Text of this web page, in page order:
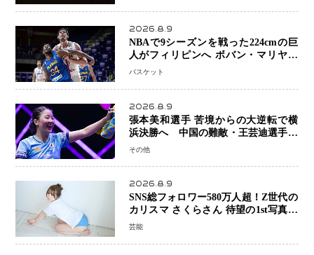
2026.8.9
NBAで9シーズンを戦った224cmの巨
人がフィリピンへ ボバン・マリヤノ
ビッチ ジョーンズカップで新たな挑
バスケット
2026.8.9
張本美和選手 苦境からの大逆転で横
浜決勝へ 中国の難敵・王芸迪選手を
撃破「ここからまた行くぞ」兄・智和
その他
2026.8.9
SNS総フォロワー580万人超！Z世代の
カリスマ さくらさん 待望の1st写真集
が11月5日発売決定 沖縄で“今しか残
芸能